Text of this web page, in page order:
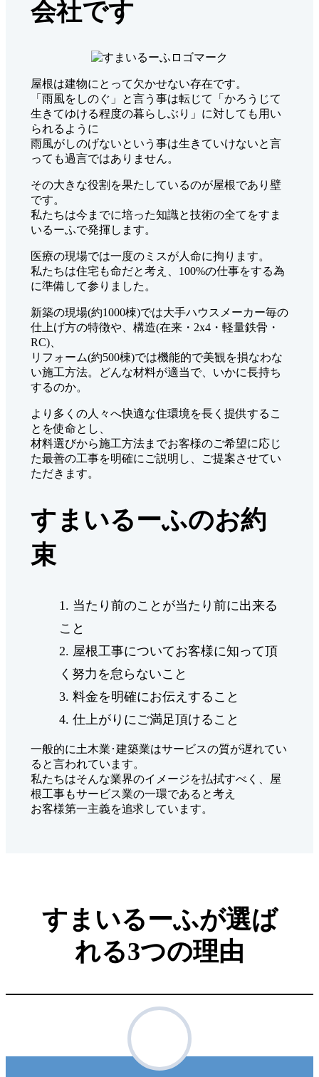
会社です
屋根は建物にとって欠かせない存在です。
「雨風をしのぐ」と言う事は転じて「かろうじて
生きてゆける程度の暮らしぶり」に対しても用い
られるように
雨風がしのげないという事は生きていけないと言
っても過言ではありません。
その大きな役割を果たしているのが屋根であり壁
です。
私たちは今までに培った知識と技術の全てをすま
いるーふで発揮します。
医療の現場では一度のミスが人命に拘ります。
私たちは住宅も命だと考え、100%の仕事をする為
に準備して参りました。
新築の現場(約1000棟)では大手ハウスメーカー毎の
仕上げ方の特徴や、構造(在来・2x4・軽量鉄骨・
RC)、
リフォーム(約500棟)では機能的で美観を損なわな
い施工方法。どんな材料が適当で、いかに長持ち
するのか。
より多くの人々へ快適な住環境を長く提供するこ
とを使命とし、
材料選びから施工方法までお客様のご希望に応じ
た最善の工事を明確にご説明し、ご提案させてい
ただきます。
すまいるーふのお約
束
当たり前のことが当たり前に出来る
こと
屋根工事についてお客様に知って頂
く努力を怠らないこと
料金を明確にお伝えすること
仕上がりにご満足頂けること
一般的に土木業･建築業はサービスの質が遅れてい
ると言われています。
私たちはそんな業界のイメージを払拭すべく、屋
根工事もサービス業の一環であると考え
お客様第一主義を追求しています。
すまいるーふが選ば
れる3つの理由